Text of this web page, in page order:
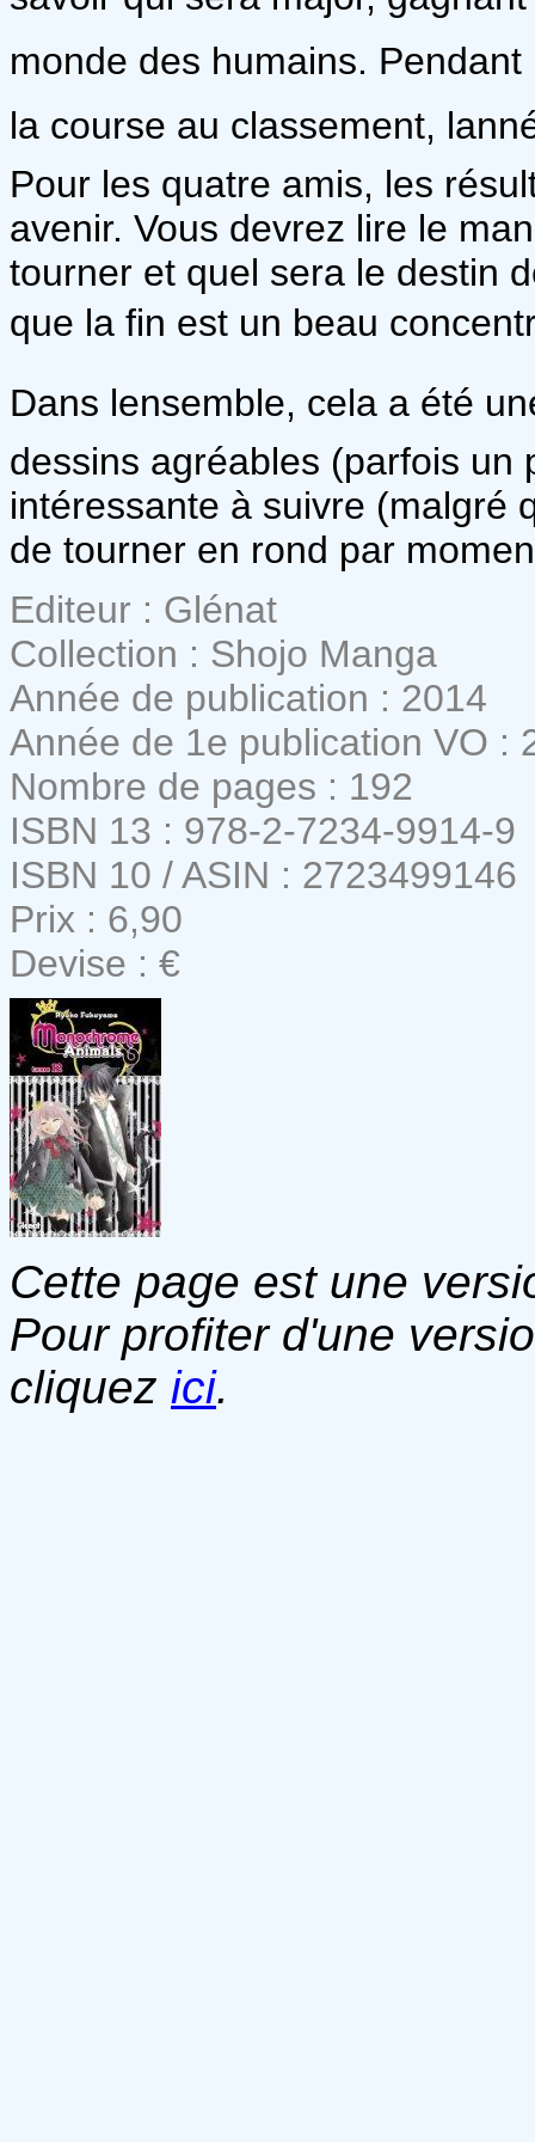
monde des humains. Pendant
la course au classement,
Pour les quatre amis, les
avenir. Vous devrez lire le
tourner et quel sera le destin
que la fin est un beau
Dans lensemble, cela a été
dessins agréables (parfois un
intéressante à suivre (malgré
de tourner en rond par
Editeur : Glénat
Collection : Shojo Manga
Année de publication : 2014
Année de 1e publication VO :
Nombre de pages : 192
ISBN 13 : 978-2-7234-9914-9
ISBN 10 / ASIN : 2723499146
Prix : 6,90
Devise : €
Cette page est une
Pour profiter d'une
cliquez ici.